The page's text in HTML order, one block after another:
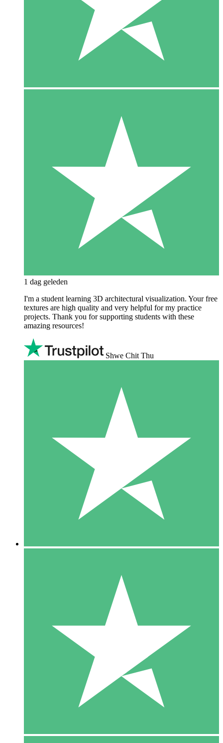
1 dag geleden
I'm a student learning 3D architectural visualization. Your free
textures are high quality and very helpful for my practice
projects. Thank you for supporting students with these
amazing resources!
Shwe Chit Thu